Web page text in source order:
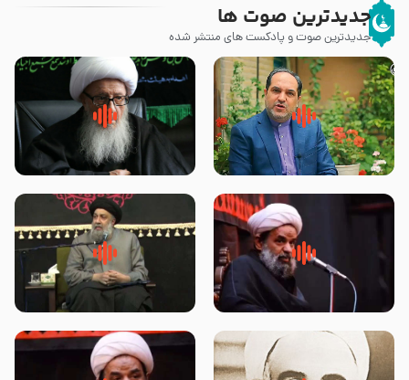
جدیدترین صوت ها
جدیدترین صوت و پادکست های منتشر شده
پیامبر صلی الله علیه وآله و سلم
فرمودند وای بر بچه های آخر
زوّار اربعین امام حسین (علیه
السلام) با این اشتیاق به زیارت
روضه جانسوز پاره های جگر امام
حسن مجتبی علیه السلام-حجت
لقب حضرت رقیه سلام الله علیها به
چه معناست – حجت الاسلام علوی